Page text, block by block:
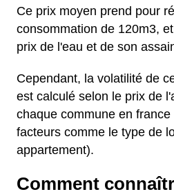
Ce prix moyen prend pour
consommation de 120m3,
prix de l'eau et de son
Cependant, la volatilité de
est calculé selon le prix de
chaque commune en
facteurs comme le type de
appartement).
Comment